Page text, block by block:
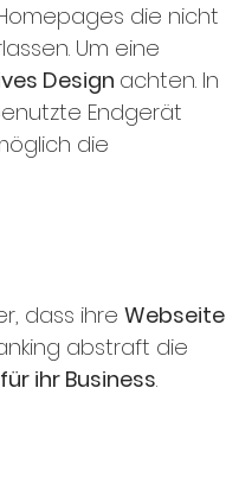
die nicht
Um eine
Design achten. In
Endgerät
die
dass ihre Webseite
abstraft die
ihr Business.